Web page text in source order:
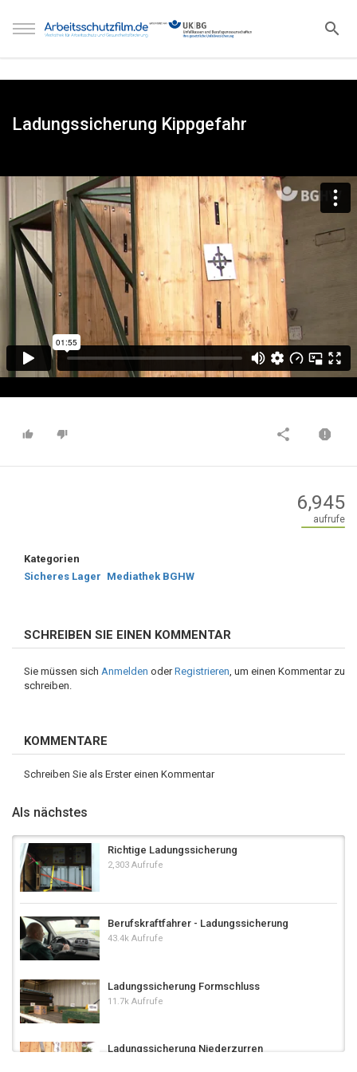
Ladungssicherung Kippgefahr
6,945
aufrufe
Kategorien
Sicheres Lager Mediathek BGHW
SCHREIBEN SIE EINEN KOMMENTAR
Sie müssen sich Anmelden oderRegistrieren , um einen Kommentar zu
schreiben.
KOMMENTARE
Schreiben Sie als Erster einen Kommentar
Als nächstes
Richtige Ladungssicherung
2,303 Aufrufe
Berufskraftfahrer - Ladungssicherung
43.4k Aufrufe
Ladungssicherung Formschluss
11.7k Aufrufe
Ladungssicherung Niederzurren